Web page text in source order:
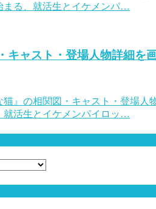
まる、就活生とイケメンパ…
キャスト・登場人物詳細を
』の相関図・キャスト・登場
就活生とイケメンパイロッ…